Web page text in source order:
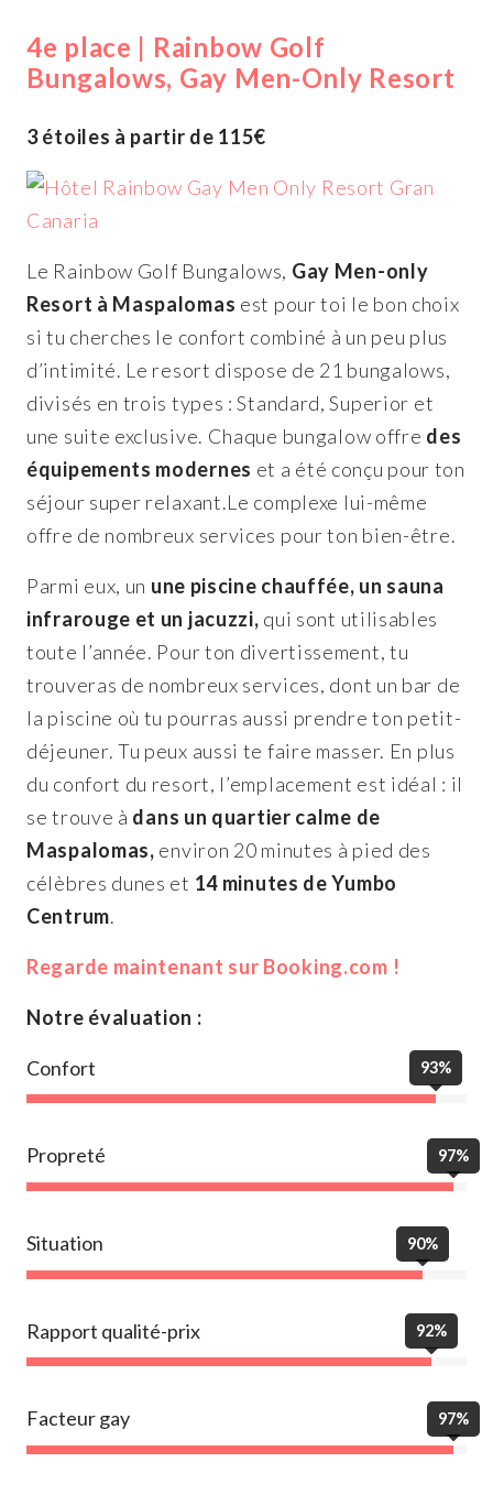
4e place | Rainbow Golf
Bungalows, Gay Men-Only Resort
3 étoiles à partir de 115€
Le Rainbow Golf Bungalows, Gay Men-only
Resort à Maspalomas est pour toi le bon choix
si tu cherches le confort combiné à un peu plus
d’intimité. Le resort dispose de 21 bungalows,
divisés en trois types : Standard, Superior et
une suite exclusive. Chaque bungalow offre des
équipements modernes et a été conçu pour ton
séjour super relaxant.Le complexe lui-même
offre de nombreux services pour ton bien-être.
Parmi eux, un une piscine chauffée, un sauna
infrarouge et un jacuzzi, qui sont utilisables
toute l’année. Pour ton divertissement, tu
trouveras de nombreux services, dont un bar de
la piscine où tu pourras aussi prendre ton petit-
déjeuner. Tu peux aussi te faire masser. En plus
du confort du resort, l’emplacement est idéal : il
se trouve à dans un quartier calme de
Maspalomas, environ 20 minutes à pied des
célèbres dunes et 14 minutes de Yumbo
Centrum.
Regarde maintenant sur Booking.com !
Notre évaluation :
Confort 93%
Propreté 97%
Situation 90%
Rapport qualité-prix 92%
Facteur gay 97%